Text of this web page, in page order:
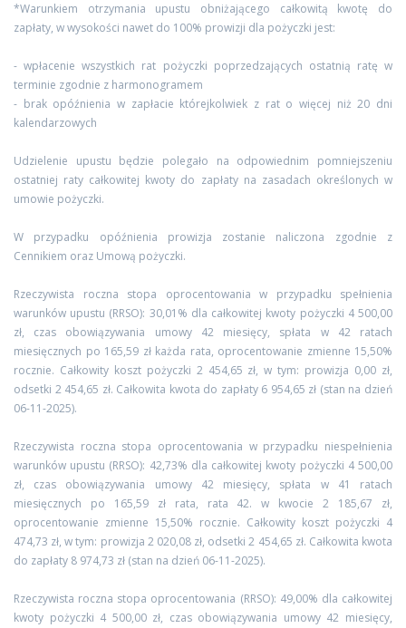
*Warunkiem otrzymania upustu obniżającego całkowitą kwotę do
zapłaty, w wysokości nawet do 100% prowizji dla pożyczki jest:
- wpłacenie wszystkich rat pożyczki poprzedzających ostatnią ratę w
terminie zgodnie z harmonogramem
- brak opóźnienia w zapłacie którejkolwiek z rat o więcej niż 20 dni
kalendarzowych
Udzielenie upustu będzie polegało na odpowiednim pomniejszeniu
ostatniej raty całkowitej kwoty do zapłaty na zasadach określonych w
umowie pożyczki.
W przypadku opóźnienia prowizja zostanie naliczona zgodnie z
Cennikiem oraz Umową pożyczki.
Rzeczywista roczna stopa oprocentowania w przypadku spełnienia
warunków upustu (RRSO): 30,01% dla całkowitej kwoty pożyczki 4 500,00
zł, czas obowiązywania umowy 42 miesięcy, spłata w 42 ratach
miesięcznych po 165,59 zł każda rata, oprocentowanie zmienne 15,50%
rocznie. Całkowity koszt pożyczki 2 454,65 zł, w tym: prowizja 0,00 zł,
odsetki 2 454,65 zł. Całkowita kwota do zapłaty 6 954,65 zł (stan na dzień
06-11-2025).
Rzeczywista roczna stopa oprocentowania w przypadku niespełnienia
warunków upustu (RRSO): 42,73% dla całkowitej kwoty pożyczki 4 500,00
zł, czas obowiązywania umowy 42 miesięcy, spłata w 41 ratach
miesięcznych po 165,59 zł rata, rata 42. w kwocie 2 185,67 zł,
oprocentowanie zmienne 15,50% rocznie. Całkowity koszt pożyczki 4
474,73 zł, w tym: prowizja 2 020,08 zł, odsetki 2 454,65 zł. Całkowita kwota
do zapłaty 8 974,73 zł (stan na dzień 06-11-2025).
Rzeczywista roczna stopa oprocentowania (RRSO): 49,00% dla całkowitej
kwoty pożyczki 4 500,00 zł, czas obowiązywania umowy 42 miesięcy,